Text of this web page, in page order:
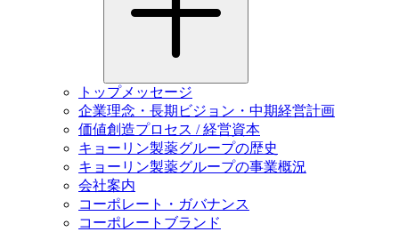
トップメッセージ
企業理念・長期ビジョン・中期経営計画
価値創造プロセス / 経営資本
キョーリン製薬グループの歴史
キョーリン製薬グループの事業概況
会社案内
コーポレート・ガバナンス
コーポレートブランド